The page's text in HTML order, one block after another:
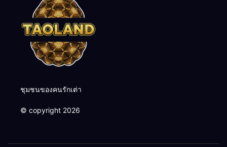
ชุมชนของคนรักเต่า
© copyright 2026